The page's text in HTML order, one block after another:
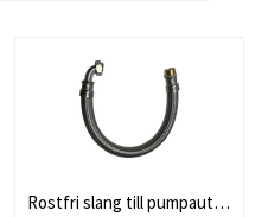
Rostfri slang till pumpautomat RV